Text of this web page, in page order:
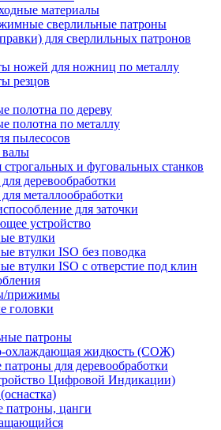
материалы
сверлильные патроны
для сверлильных патронов
ножей для ножниц по металлу
резцов
полотна по дереву
полотна по металлу
пылесосов
и фуговальных станков
деревообработки
металлообработки
для заточки
устройство
втулки
втулки ISO без поводка
втулки ISO с отверстие под клин
прижимы
головки
патроны
охлаждающая жидкость (СОЖ)
для деревообработки
Цифровой Индикации)
патроны, цанги